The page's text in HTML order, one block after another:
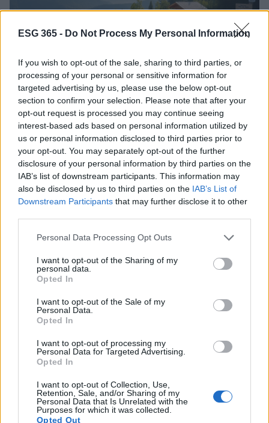
ESG 365 - Do Not Process My Personal Information
If you wish to opt-out of the sale, sharing to third parties, or
processing of your personal or sensitive information for
targeted advertising by us, please use the below opt-out
section to confirm your selection. Please note that after your
opt-out request is processed you may continue seeing
interest-based ads based on personal information utilized by
us or personal information disclosed to third parties prior to
your opt-out. You may separately opt-out of the further
disclosure of your personal information by third parties on the
IAB’s list of downstream participants. This information may
also be disclosed by us to third parties on the IAB’s List of
Downstream Participants that may further disclose it to other
Please note that this website/app uses one or more Google
not limited to your visit or usage behaviour. You may click to
grant or deny consent to Google and its third-party tags to
use your data for below specified purposes in below Google
consent section.
Personal Data Processing Opt Outs
I want to opt-out of the Sharing of my
personal data.
Opted In
I want to opt-out of the Sale of my
Personal Data.
Opted In
I want to opt-out of processing my
Personal Data for Targeted Advertising.
Opted In
I want to opt-out of Collection, Use,
Retention, Sale, and/or Sharing of my
Personal Data that Is Unrelated with the
Purposes for which it was collected.
Opted Out
La sostenibilità nel turismo: il ruolo delle
agenzie europee
Hai mai pensato a come il turismo può essere sostenibile?
Scopri le iniziative delle agenzie europee per un futuro
ecologico.
AiAdhubMedia · 26 Apr 2025
Inizia il tuo percorso verso la
decarbonizzazione
Sei pronto a trasformare la tua azienda in un modello di
decarbonizzazione.
AiAdhubMedia · 26 Apr 2025